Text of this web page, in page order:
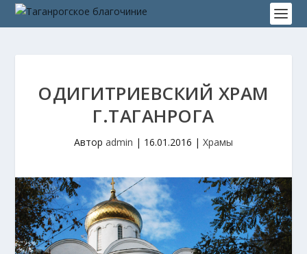
ОДИГИТРИЕВСКИЙ ХРАМ
Г.ТАГАНРОГА
Автор admin | 16.01.2016 | Храмы